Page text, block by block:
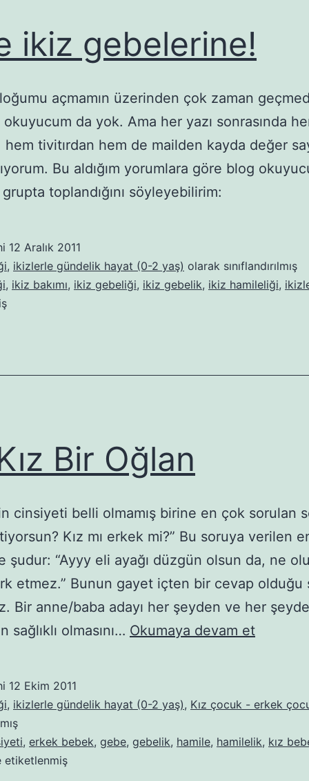
ikiz gebelerine!
açmamın üzerinden çok zaman
da yok. Ama her yazı sonrasında
hem tivitırdan hem de mailden kayda değer
Bu aldığım yorumlara göre blog
toplandığını söyleyebilirim:
12 Aralık 2011
, ikizlerle gündelik hayat (0-2 yaş) olarak sınıflandırılmış
, ikiz bakımı, ikiz gebeliği, ikiz gebelik, ikiz hamileliği,
Bir Oğlan
cinsiyeti belli olmamış birine en çok sorulan
Kız mı erkek mi?” Bu soruya verilen
şudur: “Ayyy eli ayağı düzgün olsun da, ne
etmez.” Bunun gayet içten bir cevap olduğu
Bir anne/baba adayı her şeyden ve her
sağlıklı olmasını… Okumaya devam etBir
Oğlan
12 Ekim 2011
, ikizlerle gündelik hayat (0-2 yaş), Kız çocuk - erkek
, erkek bebek, gebe, gebelik, hamile, hamilelik, kız